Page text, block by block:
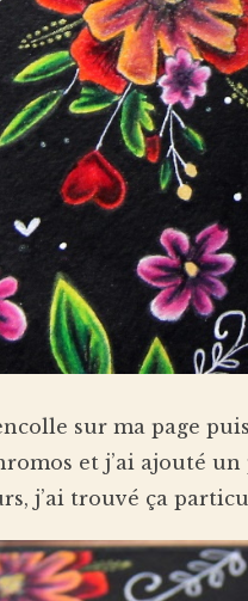
sur ma page
et j’ai ajouté
j’ai trouvé ça